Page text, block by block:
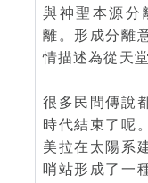
與神聖本源分
離。形成分離
情描述為從天
很多民間傳說
時代結束了呢
美拉在太陽系
哨站形成了一